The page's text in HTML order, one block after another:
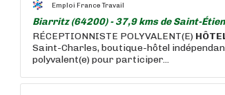
Emploi France Travail
Biarritz (64200) - 37,9 kms de Saint-
RÉCEPTIONNISTE POLYVALENT(E)
Saint-Charles, boutique-hôtel
polyvalent(e) pour participer...